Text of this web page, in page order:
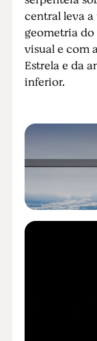
central leva
geometria
visual e com
Estrela e da
inferior.